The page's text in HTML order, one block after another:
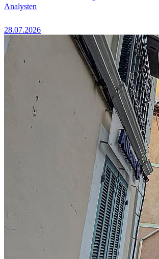
Analysten
28.07.2026